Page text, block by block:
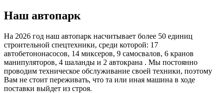
Наш автопарк
На 2026 год наш автопарк насчитывает более 50 единиц
строительной спецтехники, среди которой: 17
автобетононасосов, 14 миксеров, 9 самосвалов, 6 кранов
манипуляторов, 4 шаланды и 2 автокрана . Мы постоянно
проводим техническое обслуживание своей техники, поэтому
Вам не стоит переживать, что та или иная машина в ходе
поставки выйдет из строя.